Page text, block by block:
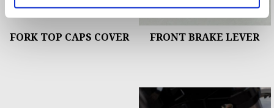
FORK TOP CAPS COVER FRONT BRAKE LEVER